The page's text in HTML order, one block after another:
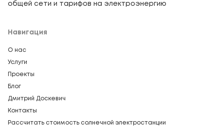
общей сети и тарифов на электроэнергию
Навигация
О нас
Услуги
Проекты
Блог
Дмитрий Доскевич
Контакты
Рассчитать стоимость солнечной электростанции